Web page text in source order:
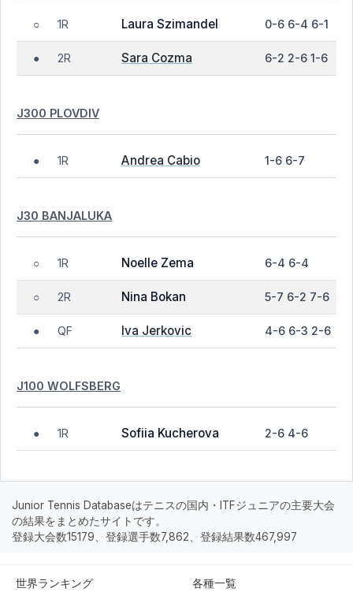
○ 1R Laura Szimandel 0-6 6-4 6-1
● 2R Sara Cozma 6-2 2-6 1-6
J300 PLOVDIV
● 1R Andrea Cabio 1-6 6-7
J30 BANJALUKA
○ 1R Noelle Zema 6-4 6-4
○ 2R Nina Bokan 5-7 6-2 7-6
● QF Iva Jerkovic 4-6 6-3 2-6
J100 WOLFSBERG
● 1R Sofiia Kucherova 2-6 4-6
Junior Tennis Databaseはテニスの国内・ITFジュニアの主要大会
の結果をまとめたサイトです。
登録大会数15179、登録選手数7,862、登録結果数467,997
世界ランキング 各種一覧